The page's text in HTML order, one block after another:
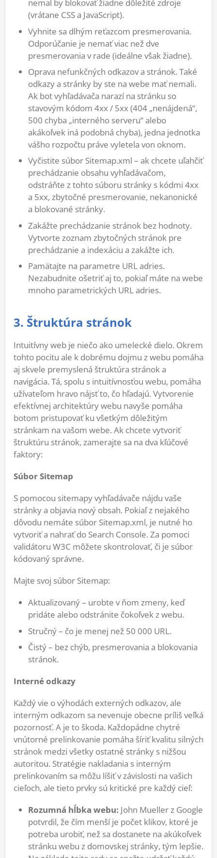
nemal by blokovať žiadne dôležité zdroje
(vrátane CSS a JavaScript).
Vyhnite sa dlhým reťazcom presmerovania.
Odporúčanie je nemať viac než dve
presmerovania v rade (ideálne však žiadne).
Oprava nefunkčných odkazov a stránok. Také
odkazy a stránky by ste na webe mať nemali.
Ak bot vyhľadávača narazí na stránku so
stavovým kódom 4xx / 5xx (404 „nenájdená“,
500 chyba „interného serveru“ alebo
akákoľvek iná podobná chyba), jedna jednotka
vášho rozpočtu práve vyletela von oknom.
Vyčistite súbor Sitemap.xml – ak chcete uľahčiť
prechádzanie obsahu vyhľadávačom,
odstráňte z tohto súboru stránky s kódmi 4xx
a 5xx, zbytočné presmerovanie, nekanonické
a blokované stránky.
Zakážte prechádzanie stránok bez hodnoty.
Vytvorte zoznam zbytočných stránok pre
prechádzanie a indexáciu a zakážte ich.
Pamätajte na parametre URL adries.
Nezabudnite ošetriť aj to, pokiaľ máte na webe
mnoho parametrických URL adries.
3. Štruktúra stránok
Intuitívny web je niečo ako umelecké dielo. Okrem
tohto pocitu ale k dobrému dojmu z webu pomáha
aj skvele premyslená štruktúra stránok a
navigácia. Tá, spolu s intuitívnosťou webu, pomáha
užívateľom hravo nájsť to, čo hľadajú. Vytvorenie
efektívnej architektúry webu navyše pomáha
botom pristupovať ku všetkým dôležitým
stránkam na vašom webe. Ak chcete vytvoriť
štruktúru stránok, zamerajte sa na dva kľúčové
faktory:
Súbor Sitemap
S pomocou sitemapy vyhľadávače nájdu vaše
stránky a objavia nový obsah. Pokiaľ z nejakého
dôvodu nemáte súbor Sitemap.xml, je nutné ho
vytvoriť a nahrať do Search Console. Za pomoci
validátoru W3C môžete skontrolovať, či je súbor
kódovaný správne.
Majte svoj súbor Sitemap:
Aktualizovaný – urobte v ňom zmeny, keď
pridáte alebo odstránite čokoľvek z webu.
Stručný – čo je menej než 50 000 URL.
Čistý – bez chýb, presmerovania a blokovania
stránok.
Interné odkazy
Každý vie o výhodách externých odkazov, ale
interným odkazom sa nevenuje obecne príliš veľká
pozornosť. A je to škoda. Každopádne chytré
vnútorné prelinkovanie pomáha šíriť kvalitu silných
stránok medzi všetky ostatné stránky s nižšou
autoritou. Stratégie nakladania s interným
prelinkovaním sa môžu líšiť v závislosti na vašich
cieľoch, ale tieto prvky sú kritické pre každý cieľ:
Rozumná hĺbka webu: John Mueller z Google
potvrdil, že čím menší je počet klikov, ktoré je
potreba urobiť, než sa dostanete na akúkoľvek
stránku webu z domovskej stránky, tým lepšie.